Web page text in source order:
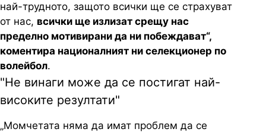
най-трудното, защото всички ще се страхуват
от нас, всички ще излизат срещу нас
пределно мотивирани да ни побеждават“,
коментира националният ни селекционер по
волейбол.
"Не винаги може да се постигат най-
високите резултати"
„Момчетата няма да имат проблем да се